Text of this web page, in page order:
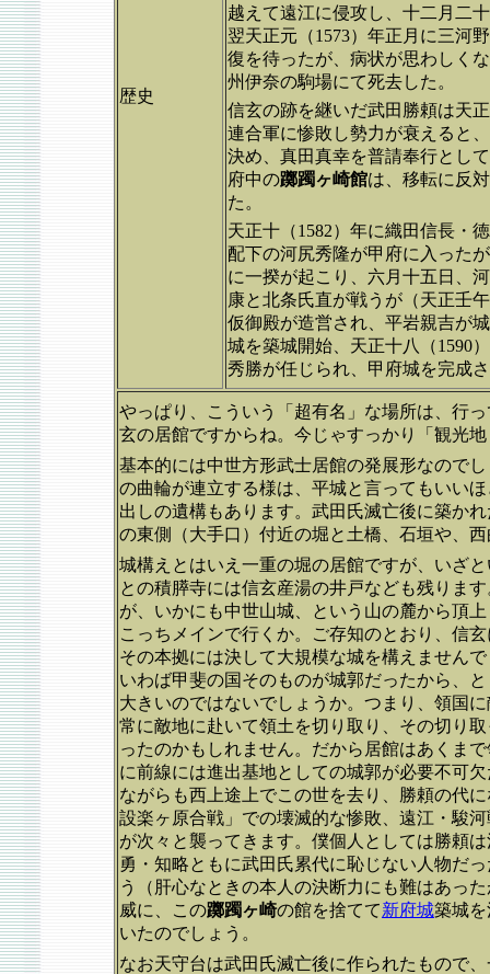
歴史
越えて遠江に侵攻し、十二月二
翌天正元（1573）年正月に三河
復を待ったが、病状が思わしく
州伊奈の駒場にて死去した。
信玄の跡を継いだ武田勝頼は天
連合軍に惨敗し勢力が衰えると
決め、真田真幸を普請奉行として
府中の躑躅ヶ崎館は、移転に反
た。
天正十（1582）年に織田信長・
配下の河尻秀隆が甲府に入った
に一揆が起こり、六月十五日、
康と北条氏直が戦うが（天正壬
仮御殿が造営され、平岩親吉が
城を築城開始、天正十八（1590
秀勝が任じられ、甲府城を完成
やっぱり、こういう「超有名」な場所は、行
玄の居館ですからね。今じゃすっかり「観光
基本的には中世方形武士居館の発展形なので
の曲輪が連立する様は、平城と言ってもいい
出しの遺構もあります。武田氏滅亡後に築か
の東側（大手口）付近の堀と土橋、石垣や、
城構えとはいえ一重の堀の居館ですが、いざ
との積膵寺には信玄産湯の井戸なども残りま
が、いかにも中世山城、という山の麓から頂
こっちメインで行くか。ご存知のとおり、信
その本拠には決して大規模な城を構えません
いわば甲斐の国そのものが城郭だったから、
大きいのではないでしょうか。つまり、領国
常に敵地に赴いて領土を切り取り、その切り
ったのかもしれません。だから居館はあくま
に前線には進出基地としての城郭が必要不可
ながらも西上途上でこの世を去り、勝頼の代
設楽ヶ原合戦」での壊滅的な惨敗、遠江・駿
が次々と襲ってきます。僕個人としては勝頼
勇・知略ともに武田氏累代に恥じない人物だ
う（肝心なときの本人の決断力にも難はあっ
威に、この躑躅ヶ崎の館を捨てて新府城築城
いたのでしょう。
なお天守台は武田氏滅亡後に作られたもので